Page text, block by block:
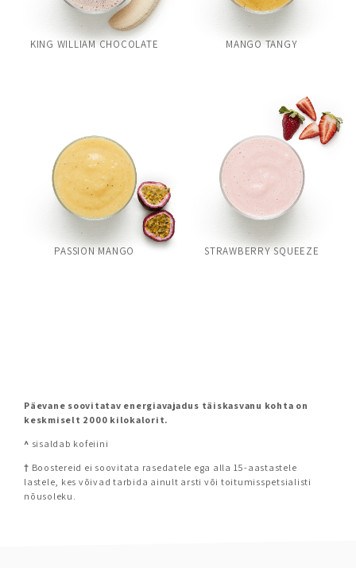
KING WILLIAM CHOCOLATE MANGO TANGY
PASSION MANGO STRAWBERRY SQUEEZE
Päevane soovitatav energiavajadus täiskasvanu kohta on
keskmiselt 2000 kilokalorit.
^ sisaldab kofeiini
† Boostereid ei soovitata rasedatele ega alla 15-aastastele
lastele, kes võivad tarbida ainult arsti või toitumisspetsialisti
nõusoleku.